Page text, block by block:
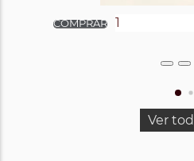
Ver